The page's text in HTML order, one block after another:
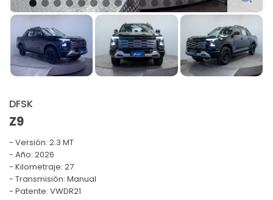
DFSK
Z9
Versión: 2.3 MT
Año: 2026
Kilometraje: 27
Transmisión: Manual
Patente: VWDR21